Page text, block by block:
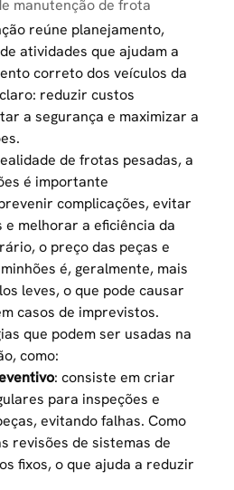
manutenção de frota
reúne planejamento,
atividades que ajudam a
correto dos veículos da
reduzir custos
a segurança e maximizar a
de frotas pesadas, a
é importante
complicações, evitar
melhorar a eficiência da
o preço das peças e
é, geralmente, mais
leves, o que pode causar
casos de imprevistos.
que podem ser usadas na
como:
: consiste em criar
para inspeções e
evitando falhas. Como
revisões de sistemas de
fixos, o que ajuda a reduzir